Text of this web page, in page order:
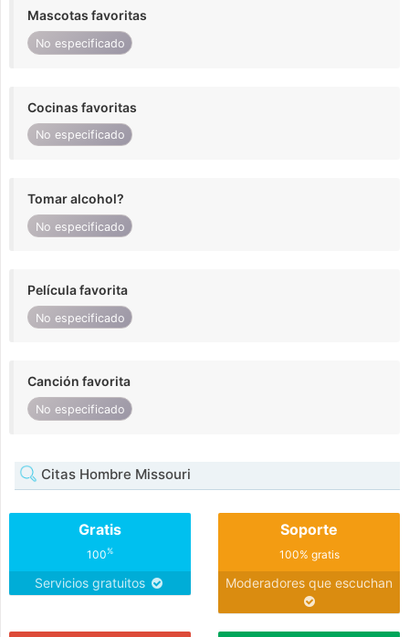
Mascotas favoritas
No especificado
Cocinas favoritas
No especificado
Tomar alcohol?
No especificado
Película favorita
No especificado
Canción favorita
No especificado
Citas Hombre Missouri
Gratis
100%
Servicios gratuitos
Soporte
100% gratis
Moderadores que escuchan